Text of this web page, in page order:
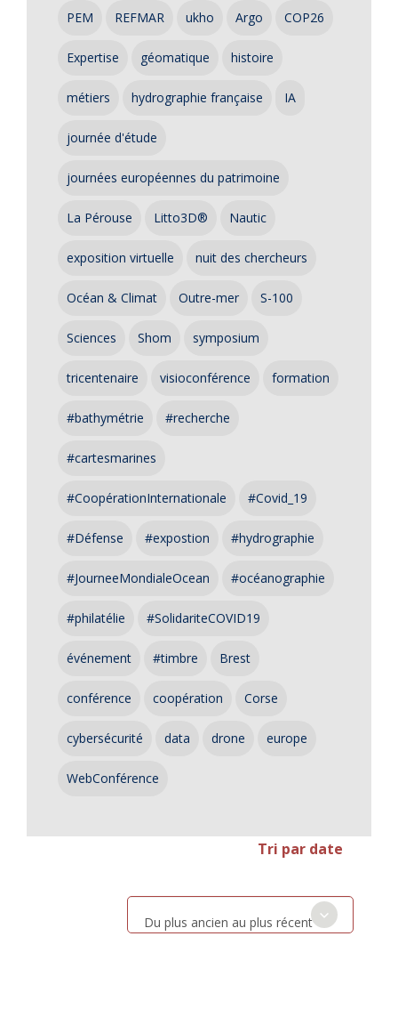
PEM REFMAR ukho Argo COP26
Expertise géomatique histoire
métiers hydrographie française IA
journée d'étude
journées européennes du patrimoine
La Pérouse Litto3D® Nautic
exposition virtuelle nuit des chercheurs
Océan & Climat Outre-mer S-100
Sciences Shom symposium
tricentenaire visioconférence formation
#bathymétrie #recherche
#cartesmarines
#CoopérationInternationale #Covid_19
#Défense #expostion #hydrographie
#JourneeMondialeOcean #océanographie
#philatélie #SolidariteCOVID19
événement #timbre Brest
conférence coopération Corse
cybersécurité data drone europe
WebConférence
Tri par date
Du plus ancien au plus récent